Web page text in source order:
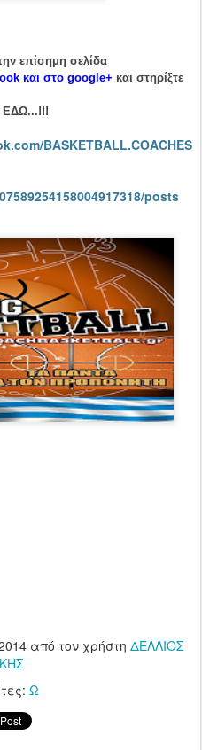
επίσημη σελίδα
και στο google+ και στηρίξτε
ΕΔΩ...!!!
BASKETBALL.COACHES
posts
από τον χρήστη ΔΕΛΛΙΟΣ
Ω